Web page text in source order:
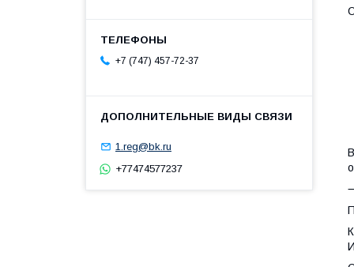
+7 (747) 457-72-37
1.reg@bk.ru
+77474577237